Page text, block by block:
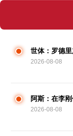
世体：罗德
培育他
2026-08-08
阿斯：在李
甲竞赛时刻
2026-08-08